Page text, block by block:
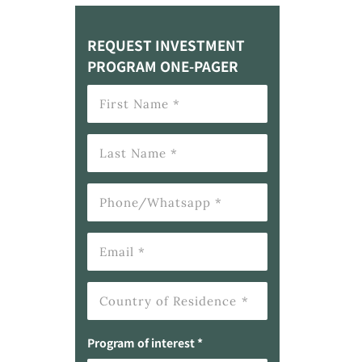
REQUEST INVESTMENT
PROGRAM ONE-PAGER
Program of interest *